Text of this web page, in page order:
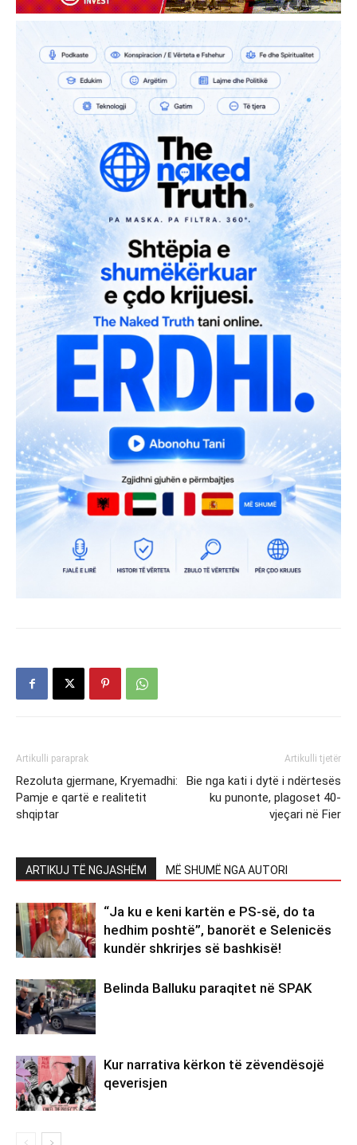
Artikulli paraprak
Rezoluta gjermane, Kryemadhi:
Pamje e qartë e realitetit
shqiptar
Artikulli tjetër
Bie nga kati i dytë i ndërtesës
ku punonte, plagoset 40-
vjeçari në Fier
ARTIKUJ TË NGJASHËM MË SHUMË NGA AUTORI
“Ja ku e keni kartën e PS-së, do ta
hedhim poshtë”, banorët e Selenicës
kundër shkrirjes së bashkisë!
Belinda Balluku paraqitet në SPAK
Kur narrativa kërkon të zëvendësojë
qeverisjen